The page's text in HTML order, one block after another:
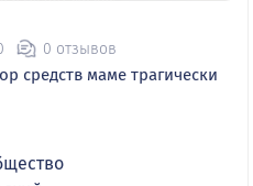
0 отзывов
средств маме трагически